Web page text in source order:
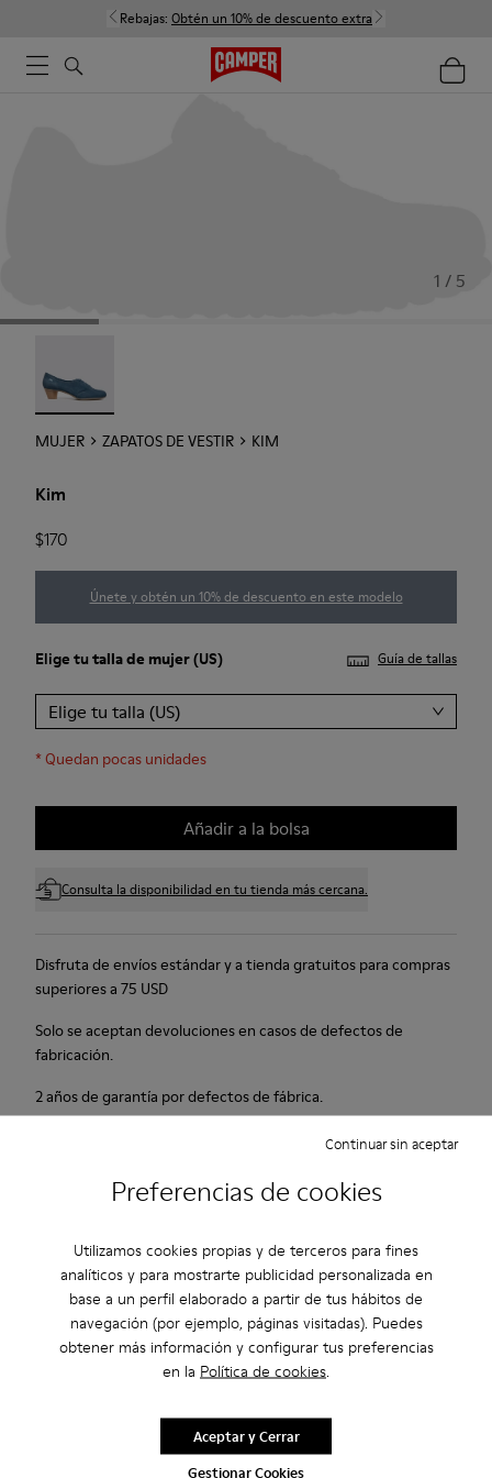
Preferencias de cookies
Utilizamos cookies propias y de terceros para fines
analíticos y para mostrarte publicidad personalizada en
base a un perfil elaborado a partir de tus hábitos de
navegación (por ejemplo, páginas visitadas). Puedes
obtener más información y configurar tus preferencias
en la Política de cookies.
Gestionar Cookies
Continuar sin aceptar
Aceptar y Cerrar
Rebajas: Obtén un 10% de descuento extra
1 / 5
MUJER ZAPATOS DE VESTIR KIM
Kim
$170
Únete y obtén un 10% de descuento en este modelo
Elige tu talla de mujer(US) Guía de tallas
Elige tu talla (US)
*Quedan pocas unidades
Añadir a la bolsa
Consulta la disponibilidad en tu tienda más cercana.
Disfruta de envíos estándar y a tienda gratuitos para compras
superiores a 75 USD
Solo se aceptan devoluciones en casos de defectos de
fabricación.
2 años de garantía por defectos de fábrica.
Tacón de goma de 4 cm: altura y comodidad juntas. Nobuck
suave y flexible. Color: azul.
Cuidados Del Producto
Nuestros zapatos se han fabricado con materiales de primera
calidad cuidadosamente seleccionados. El uso de productos
adecuados para el cuidado del calzado los protegerá y